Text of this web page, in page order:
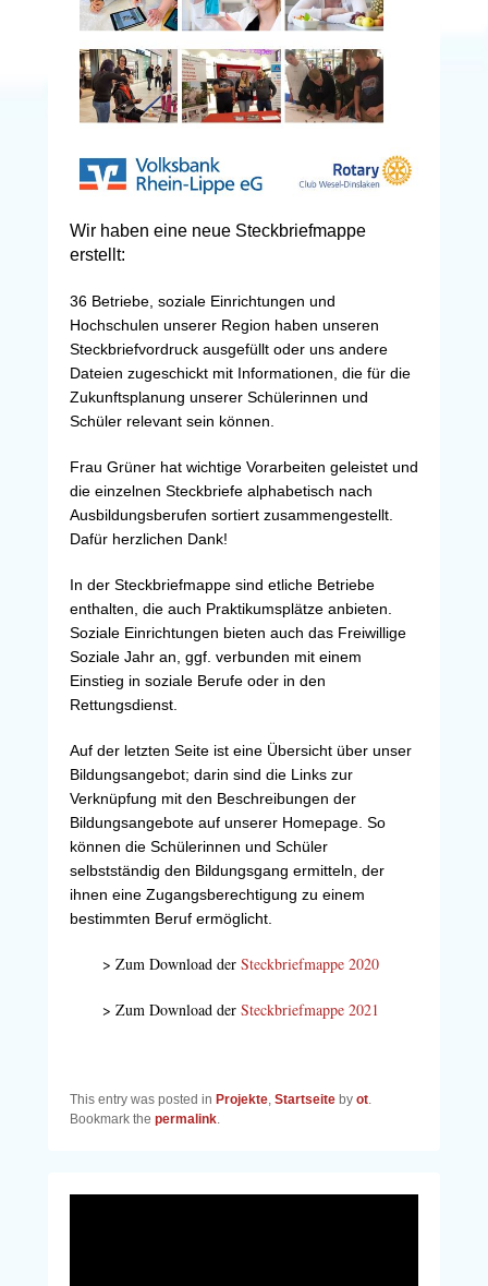
Wir haben eine neue Steckbriefmappe
erstellt:
36 Betriebe, soziale Einrichtungen und
Hochschulen unserer Region haben unseren
Steckbriefvordruck ausgefüllt oder uns andere
Dateien zugeschickt mit Informationen, die für die
Zukunftsplanung unserer Schülerinnen und
Schüler relevant sein können.
Frau Grüner hat wichtige Vorarbeiten geleistet und
die einzelnen Steckbriefe alphabetisch nach
Ausbildungsberufen sortiert zusammengestellt.
Dafür herzlichen Dank!
In der Steckbriefmappe sind etliche Betriebe
enthalten, die auch Praktikumsplätze anbieten.
Soziale Einrichtungen bieten auch das Freiwillige
Soziale Jahr an, ggf. verbunden mit einem
Einstieg in soziale Berufe oder in den
Rettungsdienst.
Auf der letzten Seite ist eine Übersicht über unser
Bildungsangebot; darin sind die Links zur
Verknüpfung mit den Beschreibungen der
Bildungsangebote auf unserer Homepage. So
können die Schülerinnen und Schüler
selbstständig den Bildungsgang ermitteln, der
ihnen eine Zugangsberechtigung zu einem
bestimmten Beruf ermöglicht.
> Zum Download der Steckbriefmappe 2020
> Zum Download der Steckbriefmappe 2021
This entry was posted in Projekte Startseite by ot
Bookmark the permalink